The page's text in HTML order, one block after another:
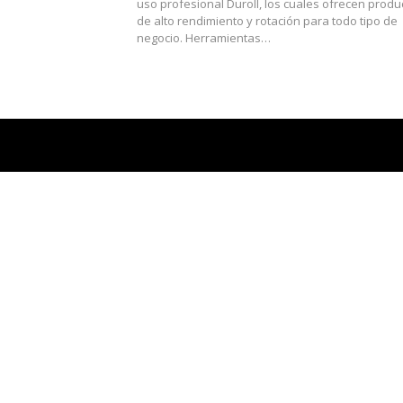
uso profesional Duroll, los cuales ofrecen
de alto rendimiento y rotación para todo tipo de
negocio. Herramientas…